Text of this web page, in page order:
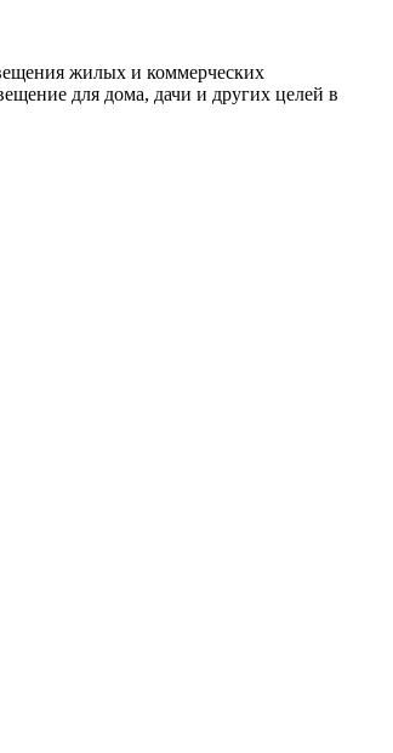
жилых и коммерческих
для дома, дачи и других целей в